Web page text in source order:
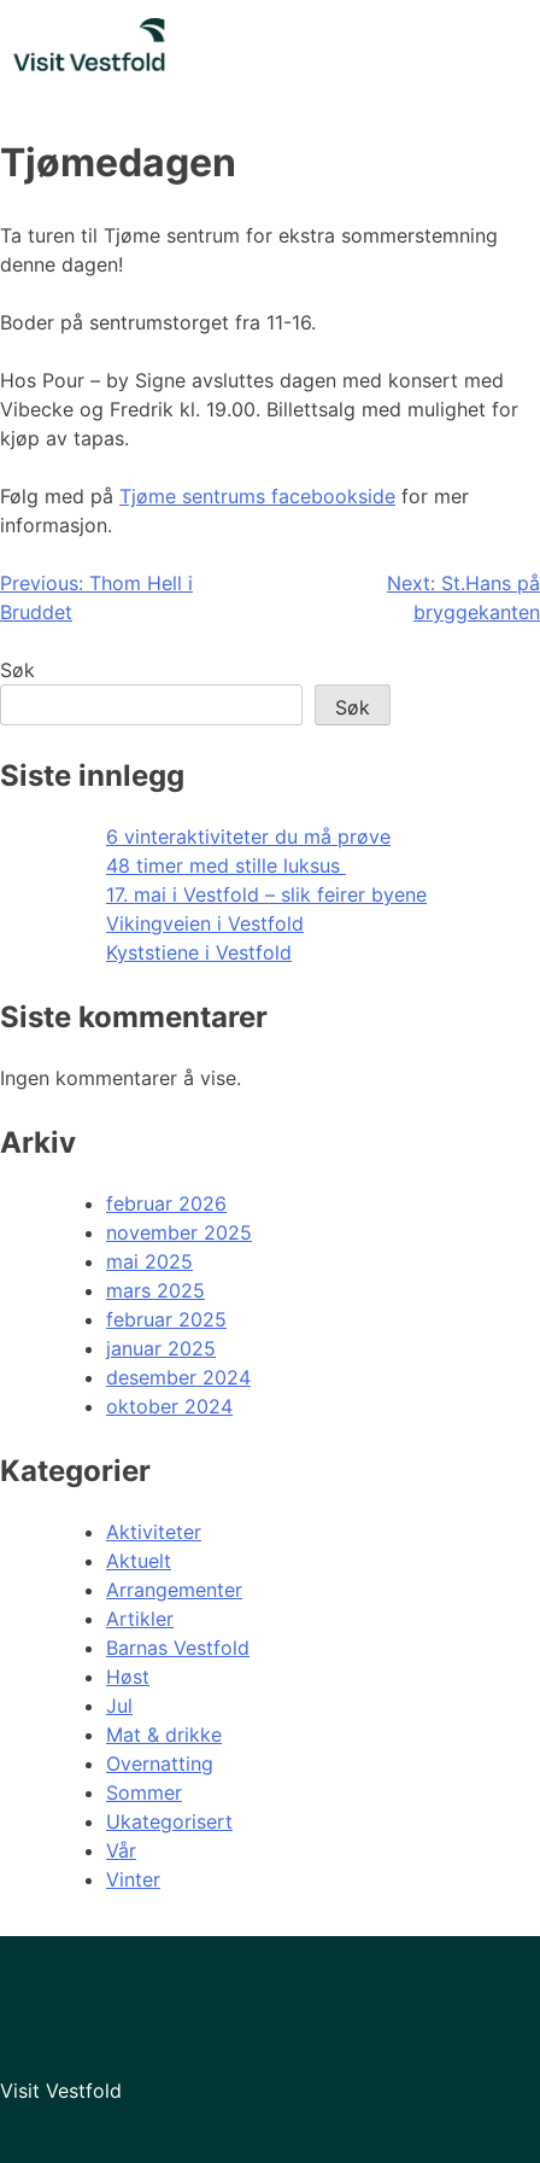
content
Tjømedagen
Ta turen til Tjøme sentrum for ekstra sommerstemning
denne dagen!
Boder på sentrumstorget fra 11-16.
Hos Pour – by Signe avsluttes dagen med konsert med
Vibecke og Fredrik kl. 19.00. Billettsalg med mulighet for
kjøp av tapas.
Følg med på Tjøme sentrums facebookside for mer
informasjon.
Innleggsnavigasjon
Previous: Thom Hell i
Bruddet
Next: St.Hans på
bryggekanten
Søk
Søk
Siste innlegg
6 vinteraktiviteter du må prøve
48 timer med stille luksus
17. mai i Vestfold – slik feirer byene
Vikingveien i Vestfold
Kyststiene i Vestfold
Siste kommentarer
Ingen kommentarer å vise.
Arkiv
februar 2026
november 2025
mai 2025
mars 2025
februar 2025
januar 2025
desember 2024
oktober 2024
Kategorier
Aktiviteter
Aktuelt
Arrangementer
Artikler
Barnas Vestfold
Høst
Jul
Mat & drikke
Overnatting
Sommer
Ukategorisert
Vår
Vinter
Visit Vestfold